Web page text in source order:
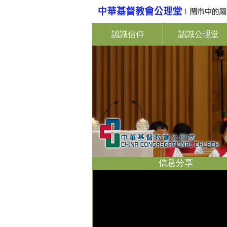
認識信仰 認識公理堂
信息分享